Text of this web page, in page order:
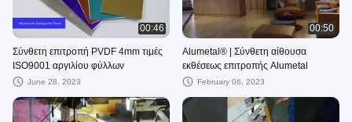
00:46
Σύνθετη επιτροπή PVDF 4mm τιμές
ISO9001 αργιλίου φύλλων
June 28, 2023
00:50
Alumetal®️ | Σύνθετη αίθουσα
εκθέσεως επιτροπής Alumetal
February 06, 2023